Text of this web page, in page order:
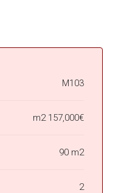
M103
m2157,000€
90 m2
2